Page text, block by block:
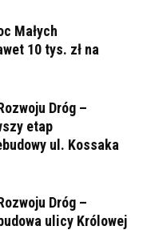
Małych
10 tys. zł na
Dróg –
etap
ul. Kossaka
Dróg –
ulicy Królowej